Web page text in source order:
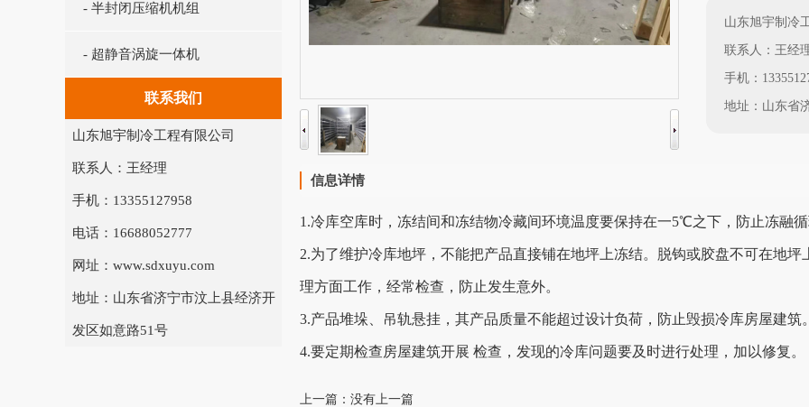
- 半封闭压缩机机组
- 超静音涡旋一体机
联系我们
山东旭宇制冷工程有限公司
联系人：王经理
手机：13355127958
电话：16688052777
网址：www.sdxuyu.com
地址：山东省济宁市汶上县经济开
发区如意路51号
山东旭宇制冷
联系人：王经
手机：
地址：山东省
信息详情
1.冷库空库时，冻结间和冻结物冷藏间环境温度要保持在一5℃之下，防止冻融
2.为了维护冷库地坪，不能把产品直接铺在地坪上冻结。脱钩或胶盘不可在地
理方面工作，经常检查，防止发生意外。
3.产品堆垛、吊轨悬挂，其产品质量不能超过设计负荷，防止毁损冷库房屋建筑
4.要定期检查房屋建筑开展 检查，发现的冷库问题要及时进行处理，加以修复。
上一篇：没有上一篇